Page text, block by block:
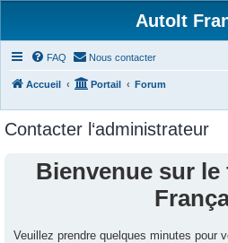
AutoIt
FAQ Nous contacter
Accueil Portail Forum
Contacter l‘administrateur
Bienvenue sur
Veuillez prendre quelques minutes pour